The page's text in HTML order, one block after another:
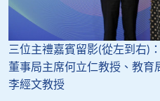
三位主禮嘉賓留影(從左到右)
董事局主席何立仁教授、教
李經文教授